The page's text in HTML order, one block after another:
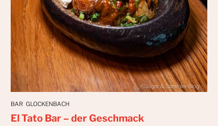
BAR GLOCKENBACH
El Tato Bar – der Geschmack